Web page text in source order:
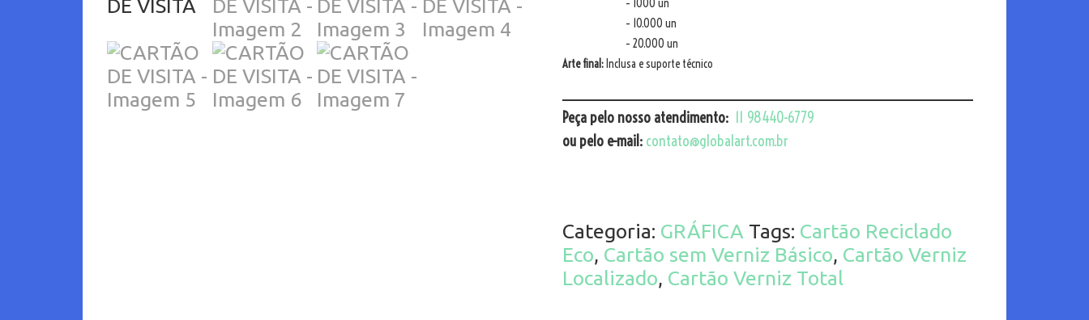
– 10.000 un
– 20.000 un
Arte final: Inclusa e suporte técnico
Peça pelo nosso atendimento: 11 98440-6779
ou pelo e-mail: contato@globalart.com.br
Categoria: GRÁFICA Tags: Cartão Reciclado
Eco, Cartão sem Verniz Básico, Cartão Verniz
Localizado, Cartão Verniz Total